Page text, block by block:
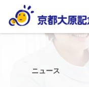
グループについて
ニュース